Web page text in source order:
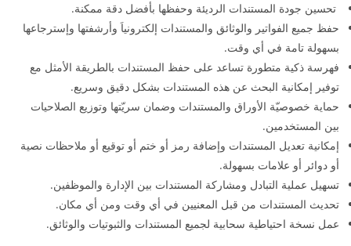
تحسين جودة المستندات الرديئة وحفظها بأفضل دقة ممكنة.
حفظ جميع الفواتير والوثائق والمستندات إلكترونياَ وأرشفتها وإسترجاعها
بسهولة تامة في أي وقت.
فهرسة ذكية متطورة تساعد على حفظ المستندات بالطريقة الأمثل مع
توفير إمكانية البحث عن هذه المستندات بشكل دقيق وسريع.
حماية خصوصيّة الأوراق والمستندات وضمان سريّتها وتوزيع الصلاحيات
بين المستخدمين.
إمكانية تعديل المستندات وإضافة رمز أو ختم أو توقيع أو ملاحظات نصية
أو دوائر أو علامات بسهولة.
تسهيل عملية التبادل ومشاركة المستندات بين الإدارة والموظفين.
تحديث المستندات من قبل المعنيين في أي وقت ومن أي مكان.
عمل نسخة احتياطية سحابية لجميع المستندات والثبوتيات والوثائق.